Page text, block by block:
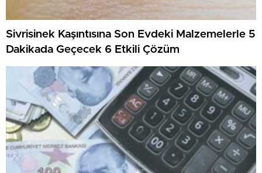
Sivrisinek Kaşıntısına Son Evdeki Malzemelerle 5
Dakikada Geçecek 6 Etkili Çözüm